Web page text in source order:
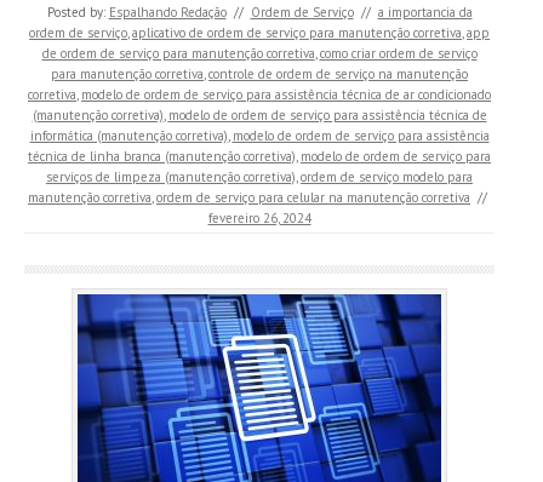
Posted by: Espalhando Redação // Ordem de Serviço // a importancia da
ordem de serviço,aplicativo de ordem de serviço para manutenção corretiva,app
de ordem de serviço para manutenção corretiva,como criar ordem de serviço
para manutenção corretiva,controle de ordem de serviço na manutenção
corretiva, modelo de ordem de serviço para assistência técnica de ar condicionado
(manutenção corretiva), modelo de ordem de serviço para assistência técnica de
informática (manutenção corretiva), modelo de ordem de serviço para assistência
técnica de linha branca (manutenção corretiva), modelo de ordem de serviço para
serviços de limpeza (manutenção corretiva),ordem de serviço modelo para
manutenção corretiva,ordem de serviço para celular na manutenção corretiva //
fevereiro 26, 2024